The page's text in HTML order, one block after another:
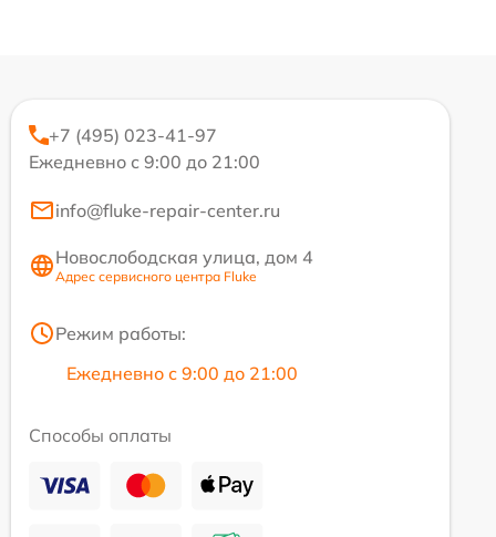
+7 (495) 023-41-97
Ежедневно с 9:00 до 21:00
info@fluke-repair-center.ru
Новослободская улица, дом 4
Адрес сервисного центра Fluke
Режим работы:
Ежедневно с 9:00 до 21:00
Способы оплаты